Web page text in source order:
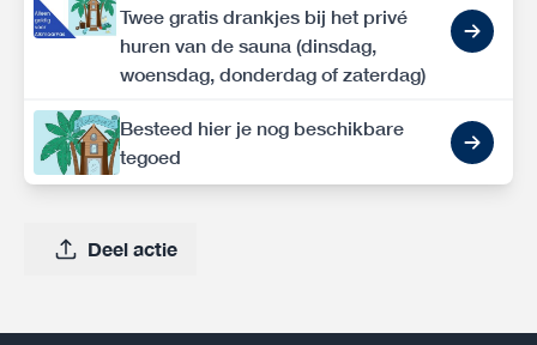
Twee gratis drankjes bij het privé
huren van de sauna (dinsdag,
woensdag, donderdag of zaterdag)
Besteed hier je nog beschikbare
tegoed
Deel actie